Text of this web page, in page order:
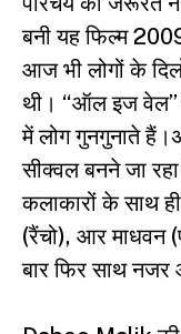
बनी यह फिल्म
आज भी लोगों के
थी। “ऑल इज वेल”
में लोग गुनगुनाते
सीक्वल बनने जा
कलाकारों के साथ
(रैंचो), आर माधवन
बार फिर साथ नजर